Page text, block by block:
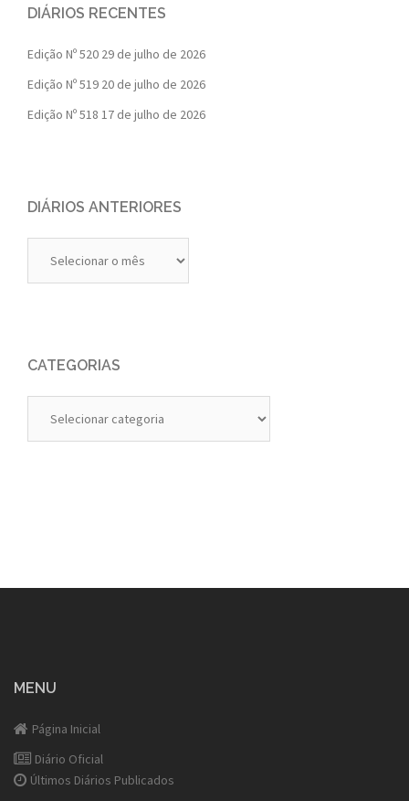
DIÁRIOS RECENTES
Edição Nº 520 29 de julho de 2026
Edição Nº 519 20 de julho de 2026
Edição Nº 518 17 de julho de 2026
DIÁRIOS ANTERIORES
Anteriores
CATEGORIAS
MENU
Página Inicial
Diário Oficial
Últimos Diários Publicados